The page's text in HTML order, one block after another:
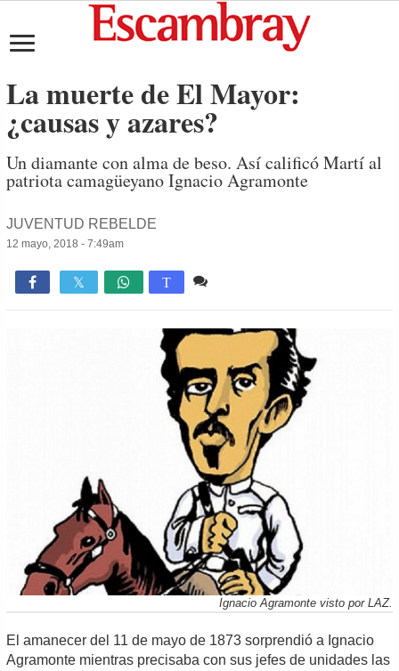
La muerte de El Mayor:
¿causas y azares?
Un diamante con alma de beso. Así calificó Martí al
patriota camagüeyano Ignacio Agramonte
JUVENTUD REBELDE
12 mayo, 2018 - 7:49am
 T
Ignacio Agramonte visto por LAZ.
El amanecer del 11 de mayo de 1873 sorprendió a Ignacio
Agramonte mientras precisaba con sus jefes de unidades las